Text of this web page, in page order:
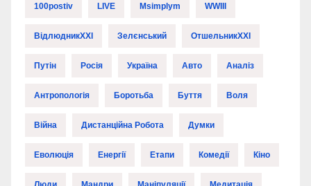
100postiv LIVE Msimplym WWIII
ВідлюдникXXI Зелєнський ОтшельникXXI
Путін Росія Україна Авто Аналіз
Антропологія Боротьба Буття Воля
Війна Дистанційна Робота Думки
Еволюція Енергії Етапи Комедії Кіно